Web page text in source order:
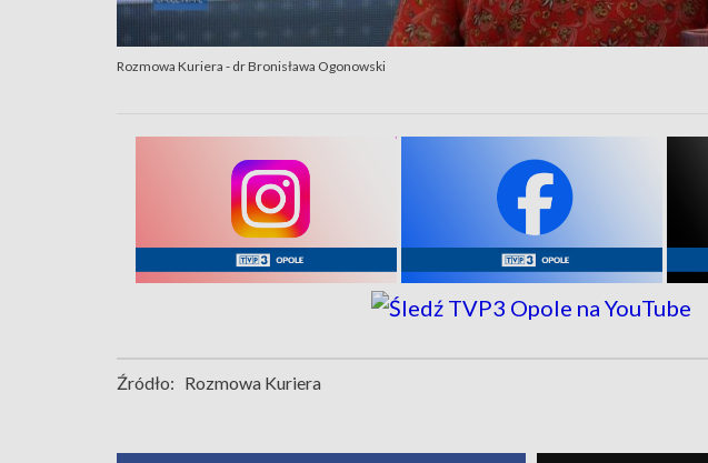
Rozmowa Kuriera - dr Bronisława Ogonowski
Źródło: Rozmowa Kuriera